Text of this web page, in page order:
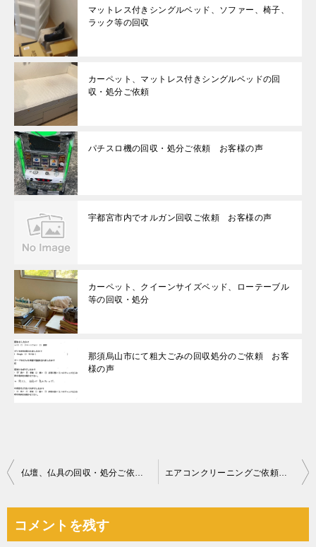
マットレス付きシングルベッド、ソファー、椅子、
ラック等の回収
カーペット、マットレス付きシングルベッドの回
収・処分ご依頼
パチスロ機の回収・処分ご依頼 お客様の声
宇都宮市内でオルガン回収ご依頼 お客様の声
カーペット、クイーンサイズベッド、ローテーブル
等の回収・処分
那須烏山市にて粗大ごみの回収処分のご依頼 お客
様の声
投
ビ
仏壇、仏具の回収・処分ご依頼 お客様の声 エアコンクリーニングご依頼 お客様の声
コメントを残す